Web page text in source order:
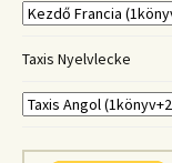
Taxis Nyelvlecke